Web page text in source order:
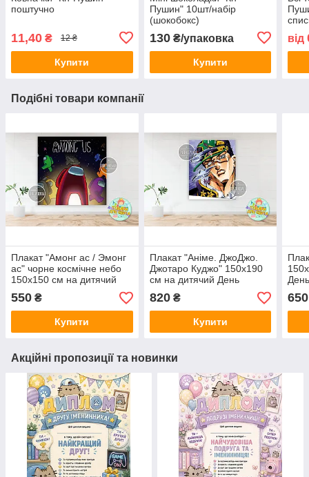
поштучно
11,40 ₴ 12 ₴
Купити
Пушин" 10шт/набір
(шокобокс)
130₴/упаковка
Купити
від
Подібні товари компанії
Плакат "Амонг ас / Эмонг
ас" чорне космічне небо
150х150 см на дитячий
День народження -
550 ₴
Купити
Плакат "Аніме. ДжоДжо.
Джотаро Куджо" 150х190
см на дитячий День
Народження -
820₴
Купити
650
Акційні пропозиції та новинки